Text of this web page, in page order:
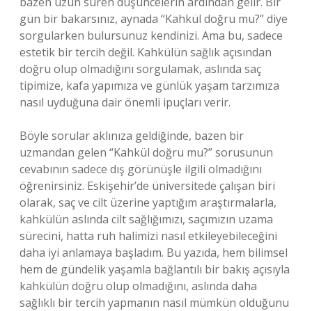
gün bir bakarsınız, aynada “Kahkül doğru mu?” diye
sorgularken bulursunuz kendinizi. Ama bu, sadece
estetik bir tercih değil. Kahkülün sağlık açısından
doğru olup olmadığını sorgulamak, aslında saç
tipimize, kafa yapımıza ve günlük yaşam tarzımıza
nasıl uyduğuna dair önemli ipuçları verir.
Böyle sorular aklınıza geldiğinde, bazen bir
uzmandan gelen “Kahkül doğru mu?” sorusunun
cevabının sadece dış görünüşle ilgili olmadığını
öğrenirsiniz. Eskişehir’de üniversitede çalışan biri
olarak, saç ve cilt üzerine yaptığım araştırmalarla,
kahkülün aslında cilt sağlığımızı, saçımızın uzama
sürecini, hatta ruh halimizi nasıl etkileyebileceğini
daha iyi anlamaya başladım. Bu yazıda, hem bilimsel
hem de gündelik yaşamla bağlantılı bir bakış açısıyla
kahkülün doğru olup olmadığını, aslında daha
sağlıklı bir tercih yapmanın nasıl mümkün olduğunu